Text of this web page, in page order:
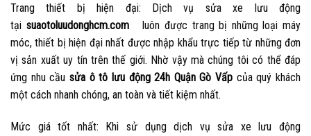
Trang thiết bị hiện đại: Dịch vụ sửa xe lưu động
tại suaotoluudonghcm.comluôn được trang bị những loại máy
móc, thiết bị hiện đại nhất được nhập khẩu trực tiếp từ những đơn
vị sản xuất uy tín trên thế giới. Nhờ vậy mà chúng tôi có thể đáp
ứng nhu cầu sửa ô tô lưu động 24h Quận Gò Vấp của quý khách
một cách nhanh chóng, an toàn và tiết kiệm nhất.
Mức giá tốt nhất: Khi sử dụng dịch vụ sửa xe lưu động